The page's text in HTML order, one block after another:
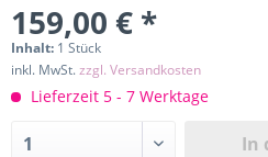
159,00 € *
Inhalt: 1 Stück
inkl. MwSt.zzgl. Versandkosten
Lieferzeit 5 - 7 Werktage
In